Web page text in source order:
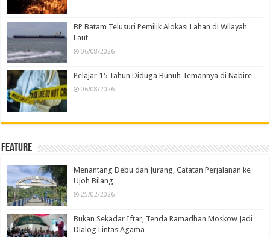
BP Batam Telusuri Pemilik Alokasi Lahan di Wilayah
Laut
06/08/2026
Pelajar 15 Tahun Diduga Bunuh Temannya di Nabire
06/08/2026
Feature
Menantang Debu dan Jurang, Catatan Perjalanan ke
Ujoh Bilang
25/02/2026
Bukan Sekadar Iftar, Tenda Ramadhan Moskow Jadi
Dialog Lintas Agama